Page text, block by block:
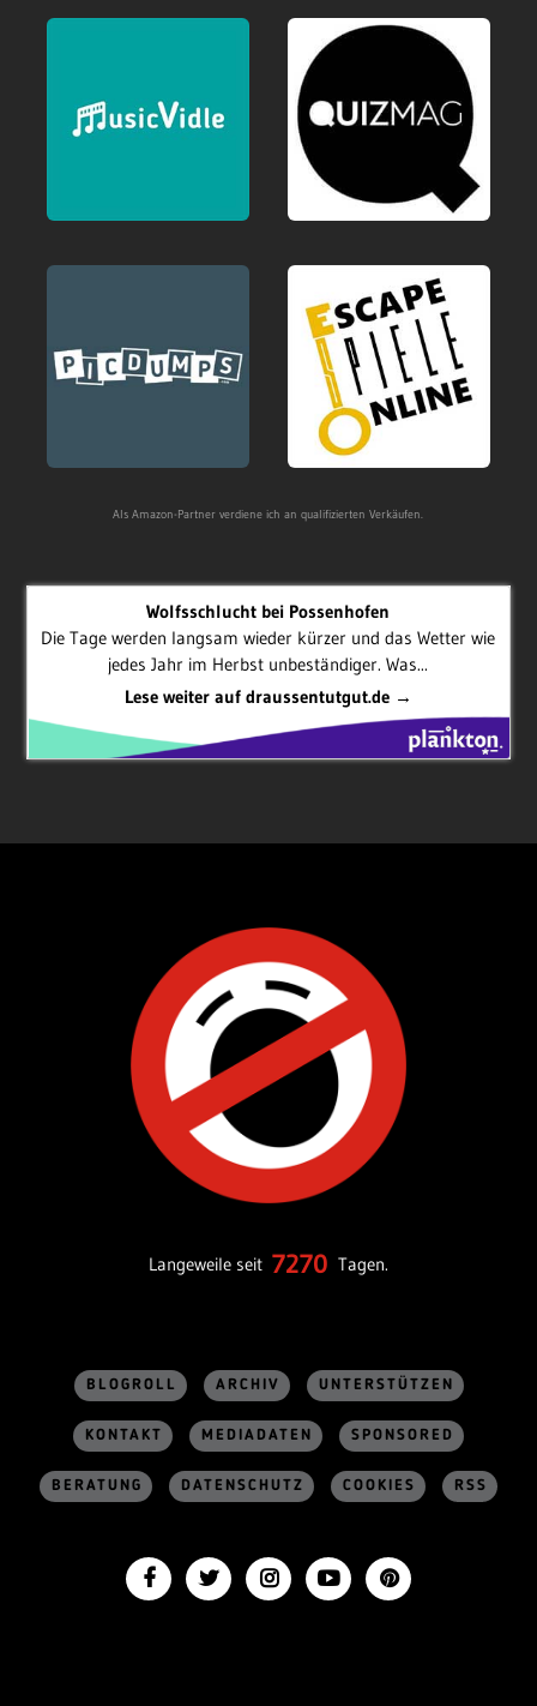
Als Amazon-Partner verdiene ich an qualifizierten Verkäufen.
Wolfsschlucht bei Possenhofen
Die Tage werden langsam wieder kürzer und das Wetter wie
jedes Jahr im Herbst unbeständiger. Was...
Lese weiter auf draussentutgut.de →
Langeweile seit 7270 Tagen.
BLOGROLL ARCHIV UNTERSTÜTZEN
KONTAKT MEDIADATEN SPONSORED
BERATUNG DATENSCHUTZ COOKIES RSS